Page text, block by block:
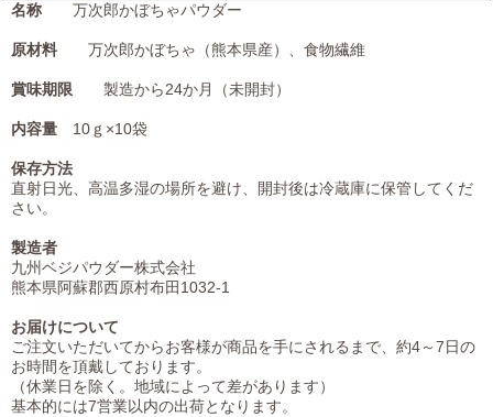
名称 万次郎かぼちゃパウダー
原材料 万次郎かぼちゃ（熊本県産）、食物繊維
賞味期限 製造から24か月（未開封）
内容量 10ｇ×10袋
保存方法
直射日光、高温多湿の場所を避け、開封後は冷蔵庫に保管してくだ
さい。
製造者
九州ベジパウダー株式会社
熊本県阿蘇郡西原村布田1032-1
お届けについて
ご注文いただいてからお客様が商品を手にされるまで、約4～7日の
お時間を頂戴しております。
（休業日を除く。地域によって差があります）
基本的には7営業以内の出荷となります。